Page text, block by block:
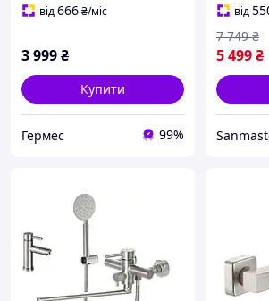
від666₴/міс
3 999₴
Купити
Гермес 99%
від
5 499₴
7 749 ₴